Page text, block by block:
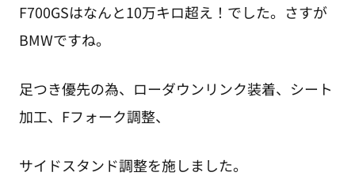
F700GSはなんと10万キロ超え！でした。さすが
BMWですね。
足つき優先の為、ローダウンリンク装着、シート
加工、Fフォーク調整、
サイドスタンド調整を施しました。